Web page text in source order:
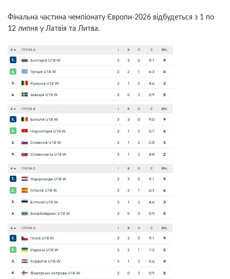
Фінальна частина чемпіонату Європи-2026 відбудеться з 1 по
12 липня у Латвія та Литва.